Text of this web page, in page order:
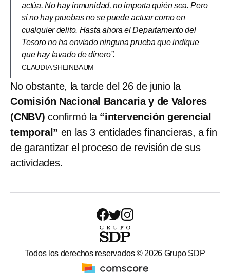
actúa. No hay inmunidad, no importa quién sea. Pero
si no hay pruebas no se puede actuar como en
cualquier delito. Hasta ahora el Departamento del
Tesoro no ha enviado ninguna prueba que indique
que hay lavado de dinero”.
CLAUDIA SHEINBAUM
No obstante, la tarde del 26 de junio la
Comisión Nacional Bancaria y de Valores
(CNBV)confirmó la “intervención gerencial
temporal” en las 3 entidades financieras, a fin
de garantizar el proceso de revisión de sus
actividades.
Todos los derechos reservados ©2026 Grupo SDP